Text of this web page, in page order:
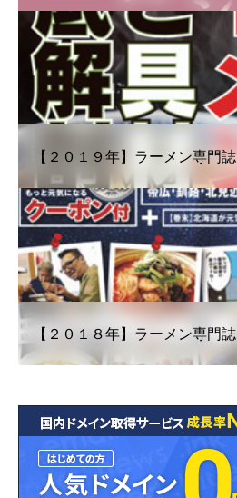
【２０１９年】ラーメン専門誌
【２０１８年】ラーメン専門誌